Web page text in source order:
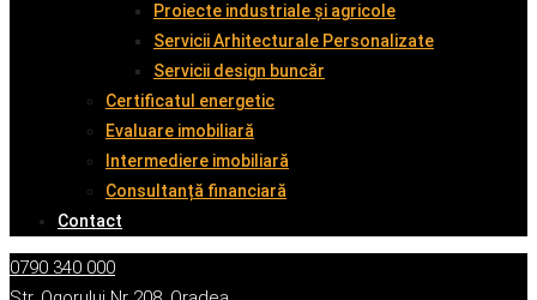
Proiecte industriale și agricole
Servicii Arhitecturale Personalizate
Servicii design buncăr
Certificatul energetic
Evaluare imobiliară
Intermediere imobiliară
Consultanță financiară
Contact
0790 340 000